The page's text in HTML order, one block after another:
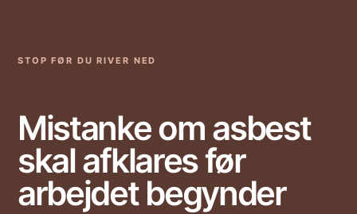
STOP FØR DU RIVER NED
Mistanke om asbest
skal afklares før
arbejdet begynder